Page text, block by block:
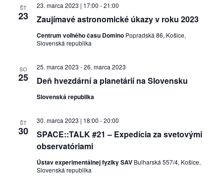
ŠT
23 Zaujímavé astronomické úkazy v roku 2023
23. marca 2023 | 17:00 -21:00
Centrum voľného času Domino Popradská 86, Košice,
Slovenská republika
SO
25 Deň hvezdární a planetárií na Slovensku
25. marca 2023 -26. marca 2023
Slovenská republika
ŠT
30
SPACE::TALK #21 – Expedícia za svetovými
observatóriami
30. marca 2023 | 18:00 -20:00
Ústav experimentálnej fyziky SAV Bulharská 557/4, Košice,
Slovenská republika